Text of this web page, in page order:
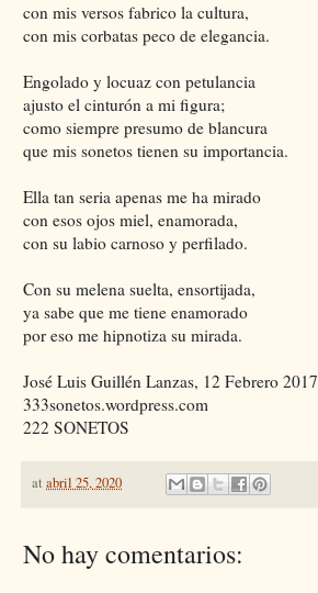
con mis versos fabrico la cultura,
con mis corbatas peco de elegancia.
Engolado y locuaz con petulancia
ajusto el cinturón a mi figura;
como siempre presumo de blancura
que mis sonetos tienen su importancia.
Ella tan seria apenas me ha mirado
con esos ojos miel, enamorada,
con su labio carnoso y perfilado.
Con su melena suelta, ensortijada,
ya sabe que me tiene enamorado
por eso me hipnotiza su mirada.
José Luis Guillén Lanzas, 12 Febrero 2017
333sonetos.wordpress.com
222 SONETOS
at abril 25, 2020
No hay comentarios: